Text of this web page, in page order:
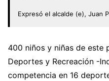
Expresó el alcalde (e), Juan
400 niños y niñas de este
Deportes y Recreación -
competencia en 16